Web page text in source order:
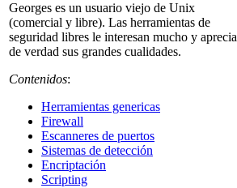
Georges es un usuario viejo de Unix
(comercial y libre). Las herramientas de
seguridad libres le interesan mucho y aprecia
de verdad sus grandes cualidades.
Contenidos:
Herramientas genericas
Firewall
Escanneres de puertos
Sistemas de detección
Encriptación
Scripting